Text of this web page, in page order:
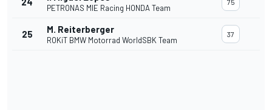
PETRONAS MIE Racing HONDA Team
75
25 M. Reiterberger
ROKiT BMW Motorrad WorldSBK Team
37